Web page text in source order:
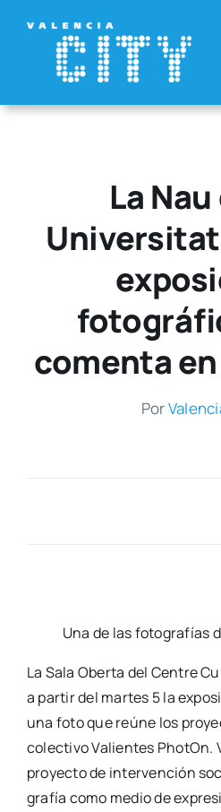
contenido
La
comenta
Por
Una de las foto­gra­fías
La Sala Ober­ta del Cen­tre
a par­tir del mar­tes 5 la
una foto que reúne los
colec­ti­vo Valien­tes Pho­tOn.
pro­yec­to de inter­ven­ción
gra­fía como medio de